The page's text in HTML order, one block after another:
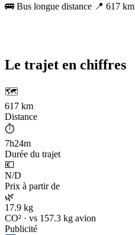
🚌 Bus longue distance 📍 617 km
Le trajet en chiffres
🗺️
617 km
Distance
⏱️
7h24m
Durée du trajet
💶
N/D
Prix à partir de
🌿
17.9 kg
CO² · vs 157.3 kg avion
Publicité